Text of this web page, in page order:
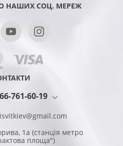
НАШИХ СОЦ. МЕРЕЖ
761-60-19
1а (станція метро
площа")